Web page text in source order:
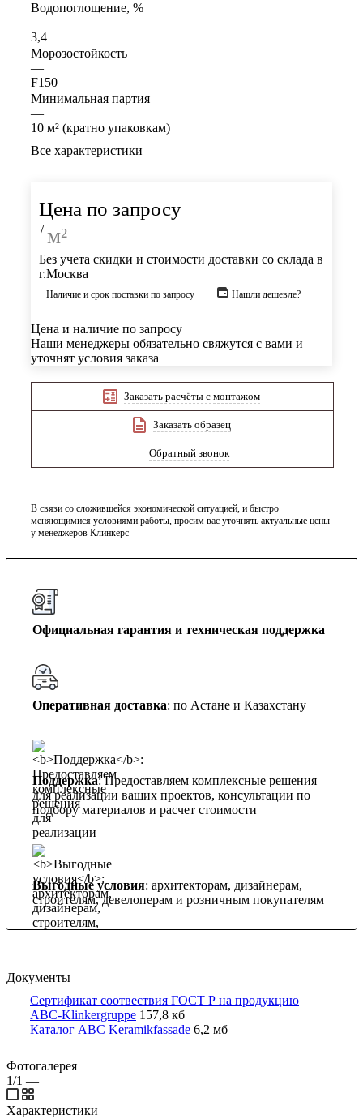
Водопоглощение, %
—
3,4
Морозостойкость
—
F150
Минимальная партия
—
10 м² (кратно упаковкам)
Все характеристики
Цена по запросу
/ м²
Без учета скидки и стоимости доставки со склада в
г.Москва
Наличие и срок поставки по запросу Нашли дешевле?
Цена и наличие по запросу
Наши менеджеры обязательно свяжутся с вами и
уточнят условия заказа
Заказать расчёты с монтажом
Заказать образец
Обратный звонок
В связи со сложившейся экономической ситуацией, и быстро
меняющимися условиями работы, просим вас уточнять актуальные цены
у менеджеров Клинкерс
Официальная гарантия и техническая поддержка
Оперативная доставка: по Астане и Казахстану
Поддержка: Предоставляем комплексные решения
для реализации ваших проектов, консультации по
подбору материалов и расчет стоимости
Выгодные условия: архитекторам, дизайнерам,
строителям, девелоперам и розничным покупателям
Документы
Сертификат соотвествия ГОСТ Р на продукцию
ABC-Klinkergruppe 157,8 кб
Каталог ABC Keramikfassade 6,2 мб
Фотогалерея
1/1 —
Характеристики